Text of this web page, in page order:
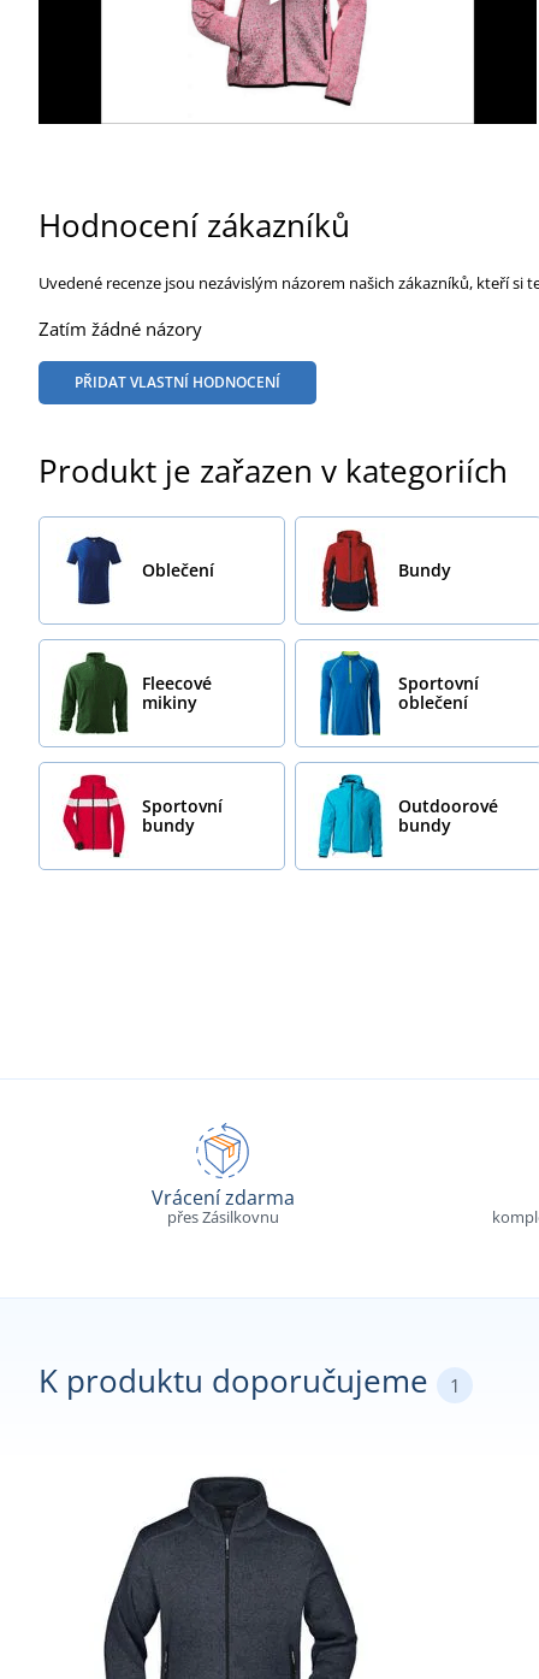
Hodnocení zákazníků
Uvedené recenze jsou nezávislým názorem našich zákazníků, kteří
Zatím žádné názory
PŘIDAT VLASTNÍ HODNOCENÍ
Produkt je zařazen v kategoriích
Oblečení Bundy
Fleecové
mikiny
Sportovní
oblečení
Sportovní
bundy
Outdoorové
bundy
Vrácení zdarma
přes Zásilkovnu
K produktu doporučujeme 1